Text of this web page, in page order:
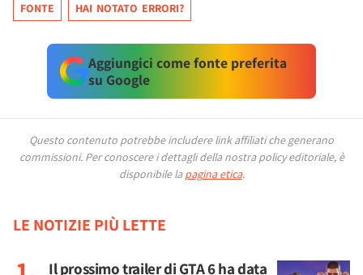
FONTE HAI NOTATO ERRORI?
Aggiungici come fonte preferita
su Google
Questo contenuto potrebbe includere link affiliati che generano
commissioni. Per conoscere i dettagli della nostra policy editoriale, è
disponibile la pagina etica.
LE NOTIZIE PIÙ LETTE
Il prossimo trailer di GTA 6 ha data